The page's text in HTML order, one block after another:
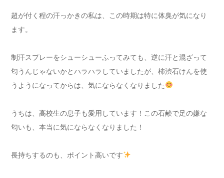
超が付く程の汗っかきの私は、この時期は特に体臭が気になり
ます。
制汗スプレーをシューシューふってみても、逆に汗と混ざって
匂うんじゃないかとハラハラしていましたが、柿渋石けんを使
うようになってからは、気にならなくなりました
うちは、高校生の息子も愛用しています！この石鹸で足の嫌な
匂いも、本当に気にならなくなりました！
長持ちするのも、ポイント高いです